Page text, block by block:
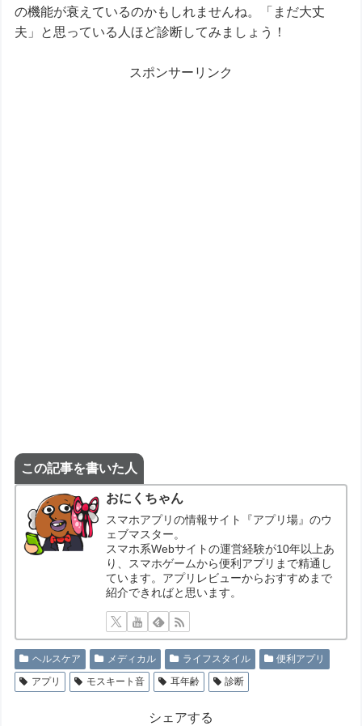
の機能が衰えているのかもしれませんね。「まだ大丈
夫」と思っている人ほど診断してみましょう！
スポンサーリンク
この記事を書いた人
おにくちゃん
スマホアプリの情報サイト『アプリ場』のウ
ェブマスター。
スマホ系Webサイトの運営経験が10年以上あ
り、スマホゲームから便利アプリまで精通し
ています。アプリレビューからおすすめまで
紹介できればと思います。
ヘルスケア メディカル ライフスタイル
便利アプリ
アプリ
モスキート音 耳年齢 診断
シェアする